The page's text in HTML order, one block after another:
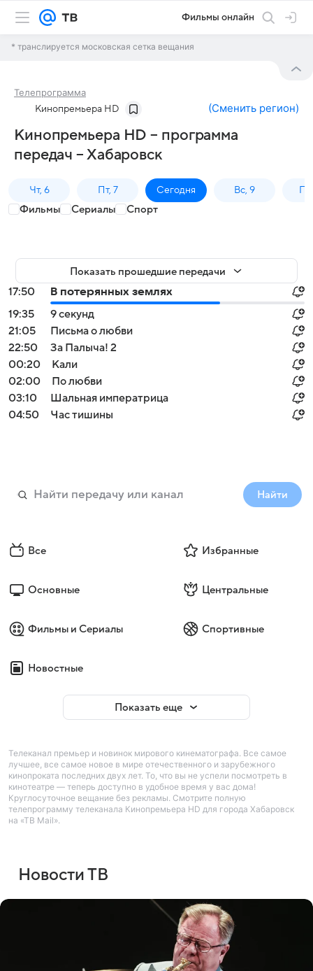
Фильмы онлайн
* транслируется московская сетка вещания
Телепрограмма
Кинопремьера HD (Сменить регион)
Кинопремьера HD – программа
передач – Хабаровск
Чт, 6 Пт, 7 Сегодня Вс, 9
Фильмы Сериалы Спорт
Показать прошедшие передачи
17:50
В потерянных землях
19:35
9 секунд
21:05
Письма о любви
22:50
За Палыча! 2
00:20
Кали
02:00
По любви
03:10
Шальная императрица
04:50
Час тишины
Найти
Все Избранные
Основные Центральные
Фильмы и Сериалы Спортивные
Новостные
Показать еще
Телеканал премьер и новинок мирового кинематографа. Все самое
лучшее, все самое новое в мире отечественного и зарубежного
кинопроката последних двух лет. То, что вы не успели посмотреть в
кинотеатре — теперь доступно в удобное время у вас дома!
Круглосуточное вещание без рекламы. Смотрите полную
телепрограмму телеканала Кинопремьера HD для города Хабаровск
на «ТВ Mail».
Новости ТВ